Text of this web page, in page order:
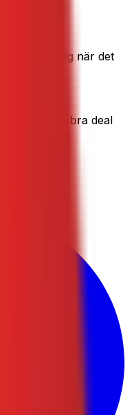
tipsar dig när det
en enda bra deal